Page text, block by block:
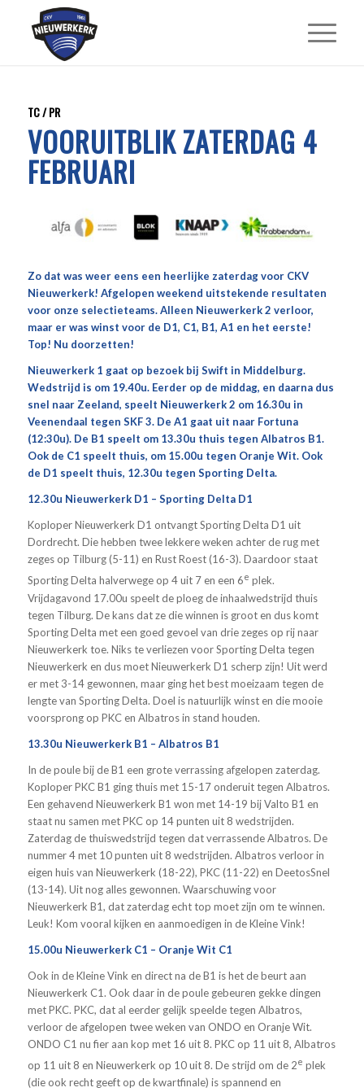
TC / PR
VOORUITBLIK ZATERDAG 4
FEBRUARI
Zo dat was weer eens een heerlijke zaterdag voor CKV
Nieuwerkerk! Afgelopen weekend uitstekende resultaten
voor onze selectieteams. Alleen Nieuwerkerk 2 verloor,
maar er was winst voor de D1, C1, B1, A1 en het eerste!
Top! Nu doorzetten!
Nieuwerkerk 1 gaat op bezoek bij Swift in Middelburg.
Wedstrijd is om 19.40u. Eerder op de middag, en daarna dus
snel naar Zeeland, speelt Nieuwerkerk 2 om 16.30u in
Veenendaal tegen SKF 3. De A1 gaat uit naar Fortuna
(12:30u). De B1 speelt om 13.30u thuis tegen Albatros B1.
Ook de C1 speelt thuis, om 15.00u tegen Oranje Wit. Ook
de D1 speelt thuis, 12.30u tegen Sporting Delta.
12.30u Nieuwerkerk D1 – Sporting Delta D1
Koploper Nieuwerkerk D1 ontvangt Sporting Delta D1 uit
Dordrecht. Die hebben twee lekkere weken achter de rug met
zeges op Tilburg (5-11) en Rust Roest (16-3). Daardoor staat
Sporting Delta halverwege op 4 uit 7 en een 6e plek.
Vrijdagavond 17.00u speelt de ploeg de inhaalwedstrijd thuis
tegen Tilburg. De kans dat ze die winnen is groot en dus komt
Sporting Delta met een goed gevoel van drie zeges op rij naar
Nieuwerkerk toe. Niks te verliezen voor Sporting Delta tegen
Nieuwerkerk en dus moet Nieuwerkerk D1 scherp zijn! Uit werd
er met 3-14 gewonnen, maar ging het best moeizaam tegen de
lengte van Sporting Delta. Doel is natuurlijk winst en die mooie
voorsprong op PKC en Albatros in stand houden.
13.30u Nieuwerkerk B1 – Albatros B1
In de poule bij de B1 een grote verrassing afgelopen zaterdag.
Koploper PKC B1 ging thuis met 15-17 onderuit tegen Albatros.
Een gehavend Nieuwerkerk B1 won met 14-19 bij Valto B1 en
staat nu samen met PKC op 14 punten uit 8 wedstrijden.
Zaterdag de thuiswedstrijd tegen dat verrassende Albatros. De
nummer 4 met 10 punten uit 8 wedstrijden. Albatros verloor in
eigen huis van Nieuwerkerk (18-22), PKC (11-22) en DeetosSnel
(13-14). Uit nog alles gewonnen. Waarschuwing voor
Nieuwerkerk B1, dat zaterdag echt top moet zijn om te winnen.
Leuk! Kom vooral kijken en aanmoedigen in de Kleine Vink!
15.00u Nieuwerkerk C1 – Oranje Wit C1
Ook in de Kleine Vink en direct na de B1 is het de beurt aan
Nieuwerkerk C1. Ook daar in de poule gebeuren gekke dingen
met PKC. PKC, dat al eerder gelijk speelde tegen Albatros,
verloor de afgelopen twee weken van ONDO en Oranje Wit.
ONDO C1 nu fier aan kop met 16 uit 8. PKC op 11 uit 8, Albatros
op 11 uit 8 en Nieuwerkerk op 10 uit 8. De strijd om de 2e plek
(die ook recht geeft op de kwartfinale) is spannend en